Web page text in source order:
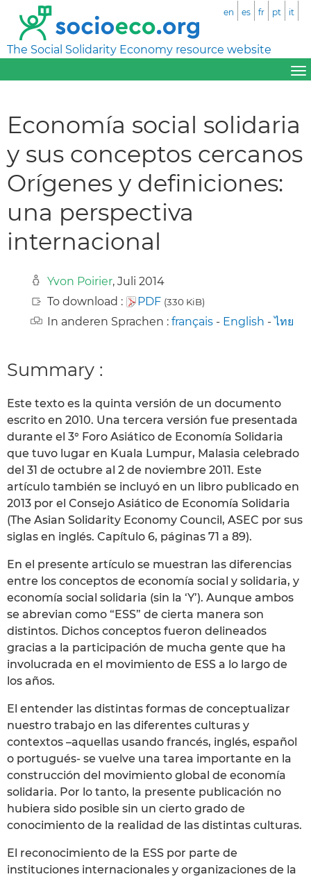
The Social Solidarity Economy resource website
en es fr pt it
Economía social solidaria
y sus conceptos cercanos
Orígenes y definiciones:
una perspectiva
internacional
Yvon Poirier, Juli 2014
To download :
PDF (330 KiB)
In anderen Sprachen : français - English -ไทย
Summary :
Este texto es la quinta versión de un documento
escrito en 2010. Una tercera versión fue presentada
durante el 3° Foro Asiático de Economía Solidaria
que tuvo lugar en Kuala Lumpur, Malasia celebrado
del 31 de octubre al 2 de noviembre 2011. Este
artículo también se incluyó en un libro publicado en
2013 por el Consejo Asiático de Economía Solidaria
(The Asian Solidarity Economy Council, ASEC por sus
siglas en inglés. Capítulo 6, páginas 71 a 89).
En el presente artículo se muestran las diferencias
entre los conceptos de economía social y solidaria, y
economía social solidaria (sin la ‘Y’). Aunque ambos
se abrevian como “ESS” de cierta manera son
distintos. Dichos conceptos fueron delineados
gracias a la participación de mucha gente que ha
involucrada en el movimiento de ESS a lo largo de
los años.
El entender las distintas formas de conceptualizar
nuestro trabajo en las diferentes culturas y
contextos –aquellas usando francés, inglés, español
o portugués- se vuelve una tarea importante en la
construcción del movimiento global de economía
solidaria. Por lo tanto, la presente publicación no
hubiera sido posible sin un cierto grado de
conocimiento de la realidad de las distintas culturas.
El reconocimiento de la ESS por parte de
instituciones internacionales y organizaciones de la